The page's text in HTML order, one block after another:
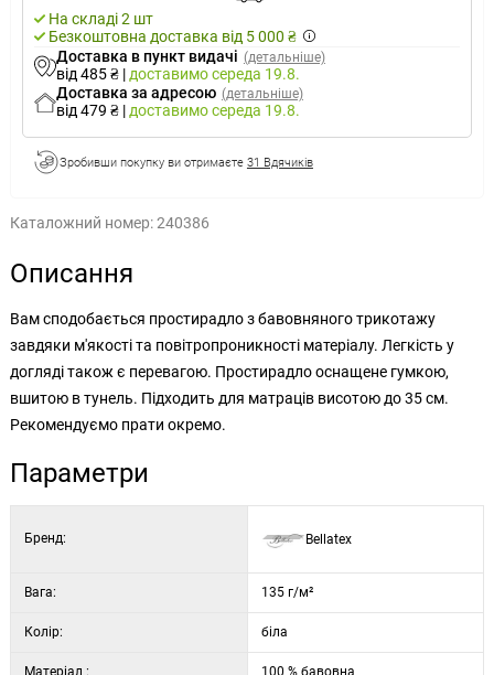
На складі 2 шт
Безкоштовна доставка від 5 000 ₴
Доставка в пункт видачі (детальніше)
від 485 ₴ | доставимосереда 19.8.
Доставка за адресою (детальніше)
від 479 ₴ | доставимосереда 19.8.
Зробивши покупку ви отримаєте 31 Вдячиків
Каталожний номер:240386
Описання
Вам сподобається простирадло з бавовняного трикотажу
завдяки м'якості та повітропроникності матеріалу. Легкість у
догляді також є перевагою. Простирадло оснащене гумкою,
вшитою в тунель. Підходить для матраців висотою до 35 см.
Рекомендуємо прати окремо.
Параметри
Бренд: Bellatex
Вага: 135 г/м²
Колір: біла
Матеріал : 100 % бавовна